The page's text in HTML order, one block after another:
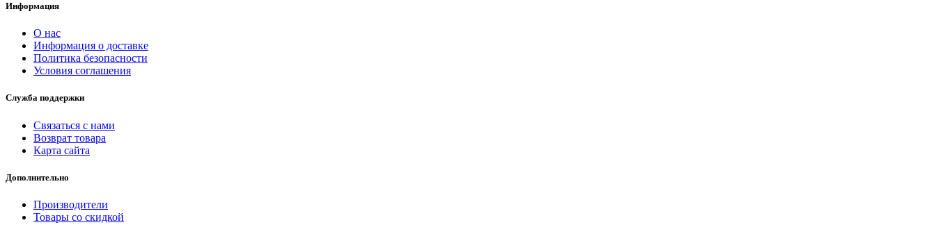
Информация
О нас
Информация о доставке
Политика безопасности
Условия соглашения
Служба поддержки
Связаться с нами
Возврат товара
Карта сайта
Дополнительно
Производители
Товары со скидкой